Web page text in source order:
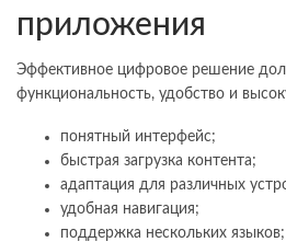
приложения
Эффективное цифровое решение
функциональность, удобство и
понятный интерфейс;
быстрая загрузка контента;
адаптация для различных
удобная навигация;
поддержка нескольких языков;